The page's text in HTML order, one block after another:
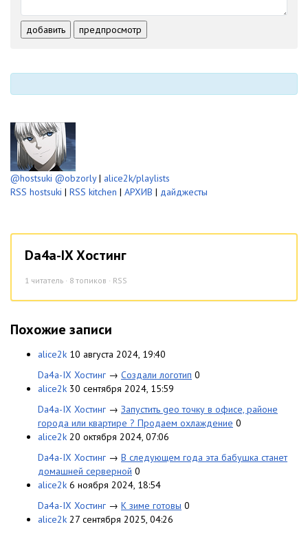
-
-
добавить предпросмотр
@hostsuki @obzorly| alice2k/playlists
RSS hostsuki | RSS kitchen | АРХИВ | дайджесты
Da4a-IX Хостинг
1 читатель · 8 топиков · RSS
Похожие записи
alice2k 10 августа 2024, 19:40
Da4a-IX Хостинг → Создали логотип 0
alice2k 30 сентября 2024, 15:59
Da4a-IX Хостинг → Запустить geo точку в офисе, районе
города или квартире ? Продаем охлаждение 0
alice2k 20 октября 2024, 07:06
Da4a-IX Хостинг → В следующем года эта бабушка станет
домашней серверной 0
alice2k 6 ноября 2024, 18:54
Da4a-IX Хостинг → К зиме готовы 0
alice2k 27 сентября 2025, 04:26